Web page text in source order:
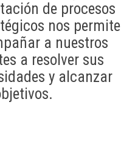
de procesos
nos permite
a nuestros
a resolver sus
y alcanzar